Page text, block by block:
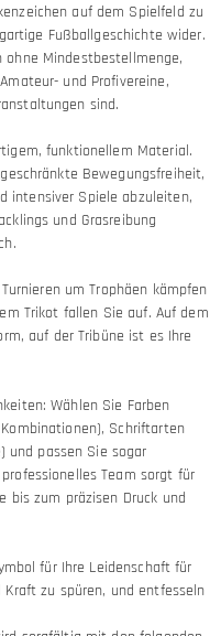
auf dem Spielfeld zu
Fußballgeschichte wider.
Mindestbestellmenge,
und Profivereine,
sind.
funktionellem Material.
Bewegungsfreiheit,
intensiver Spiele abzuleiten,
und Grasreibung
um Trophäen kämpfen
Trikot fallen Sie auf. Auf dem
auf der Tribüne ist es Ihre
Wählen Sie Farben
Schriftarten
und passen Sie sogar
Team sorgt für
bis zum präzisen Druck und
für Ihre Leidenschaft für
zu spüren, und entfesseln